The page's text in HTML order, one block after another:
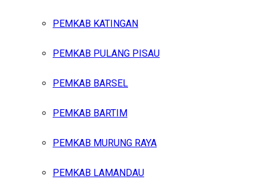
PEMKAB KATINGAN
PEMKAB PULANG PISAU
PEMKAB BARSEL
PEMKAB BARTIM
PEMKAB MURUNG RAYA
PEMKAB LAMANDAU